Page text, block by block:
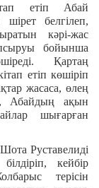
етіп Абай
белгілеп,
кәрі-жас
бойынша
Қартаң
етіп көшіріп
жасаса, өлең
Абайдың ақын
шығарған
Руставелиді
кейбір
терісін